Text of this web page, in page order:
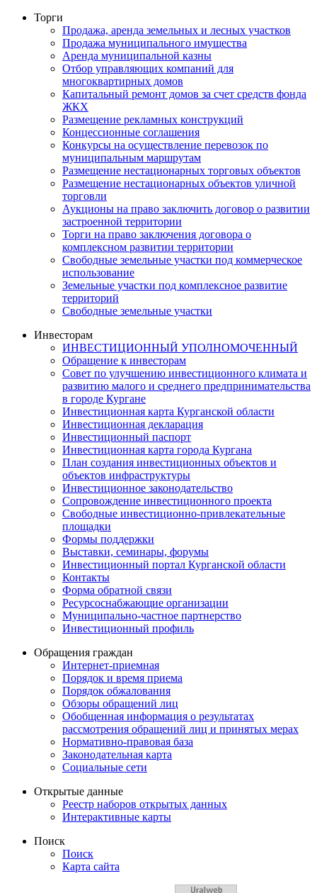
Торги
Продажа, аренда земельных и лесных участков
Продажа муниципального имущества
Аренда муниципальной казны
Отбор управляющих компаний для
многоквартирных домов
Капитальный ремонт домов за счет средств фонда
ЖКХ
Размещение рекламных конструкций
Концессионные соглашения
Конкурсы на осуществление перевозок по
муниципальным маршрутам
Размещение нестационарных торговых объектов
Размещение нестационарных объектов уличной
торговли
Аукционы на право заключить договор о развитии
застроенной территории
Торги на право заключения договора о
комплексном развитии территории
Свободные земельные участки под коммерческое
использование
Земельные участки под комплексное развитие
территорий
Свободные земельные участки
Инвесторам
ИНВЕСТИЦИОННЫЙ УПОЛНОМОЧЕННЫЙ
Обращение к инвесторам
Совет по улучшению инвестиционного климата и
развитию малого и среднего предпринимательства
в городе Кургане
Инвестиционная карта Курганской области
Инвестиционная декларация
Инвестиционный паспорт
Инвестиционная карта города Кургана
План создания инвестиционных объектов и
объектов инфраструктуры
Инвестиционное законодательство
Сопровождение инвестиционного проекта
Свободные инвестиционно-привлекательные
площадки
Формы поддержки
Выставки, семинары, форумы
Инвестиционный портал Курганской области
Контакты
Форма обратной связи
Ресурсоснабжающие организации
Муниципально-частное партнерство
Инвестиционный профиль
Обращения граждан
Интернет-приемная
Порядок и время приема
Порядок обжалования
Обзоры обращений лиц
Обобщенная информация о результатах
рассмотрения обращений лиц и принятых мерах
Нормативно-правовая база
Законодательная карта
Социальные сети
Открытые данные
Реестр наборов открытых данных
Интерактивные карты
Поиск
Поиск
Карта сайта